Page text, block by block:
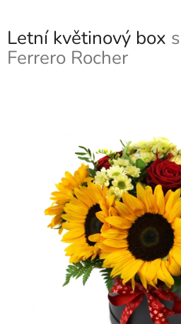
Letní květinový box
Ferrero Rocher